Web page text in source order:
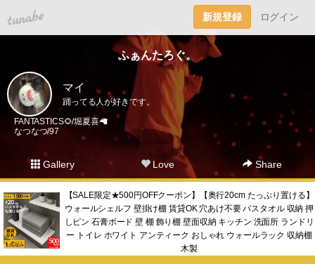
tuna.be 新規登録 ログイン
ふぁんたろぐ。
マイ
踊ってる人が好きです。
FANTASTICS🌻/堀夏喜🦙
なつなつ/97
Gallery Love Share
【SALE限定★500円OFFクーポン】【奥行20cm たっぷり置ける】
ウォールシェルフ 壁掛け棚 賃貸OK 穴あけ不要 バスタオル 収納 押
しピン 石膏ボード 壁 棚 飾り棚 壁面収納 キッチン 洗面所 ランドリ
ー トイレ ホワイト アンティーク おしゃれ ウォールラック 収納棚
木製